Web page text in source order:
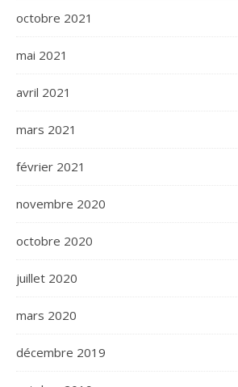
octobre 2021
mai 2021
avril 2021
mars 2021
février 2021
novembre 2020
octobre 2020
juillet 2020
mars 2020
décembre 2019